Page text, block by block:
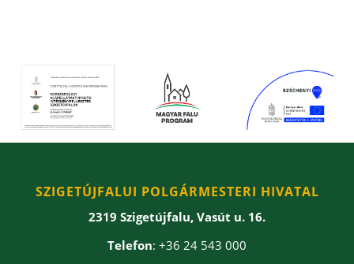
SZIGETÚJFALUI POLGÁRMESTERI HIVATAL
2319 Szigetújfalu, Vasút u. 16.
Telefon: +36 24 543 000